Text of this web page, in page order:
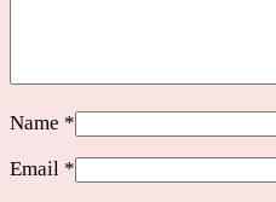
Name *
Email *